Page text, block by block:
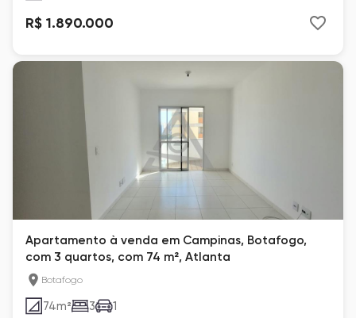
R$ 1.890.000
Apartamento à venda em Campinas, Botafogo,
com 3 quartos, com 74 m², Atlanta
Botafogo
74m² 3 1